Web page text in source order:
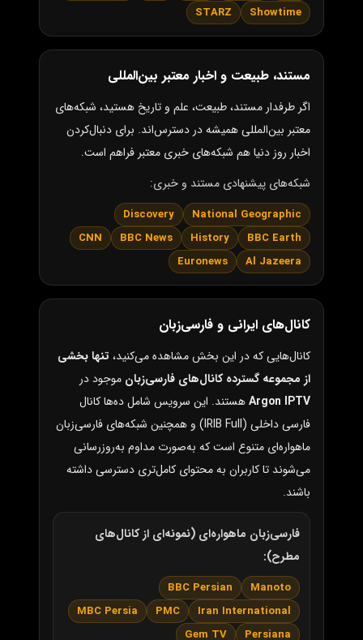
Showtime
STARZ
مستند، طبیعت و اخبار معتبر بین‌المللی
اگر طرفدار مستند، طبیعت، علم و تاریخ هستید، شبکه‌های
معتبر بین‌المللی همیشه در دسترس‌اند. برای دنبال‌کردن
اخبار روز دنیا هم شبکه‌های خبری معتبر فراهم است.
شبکه‌های پیشنهادی مستند و خبری:
National Geographic
Discovery
BBC Earth
History
BBC News
CNN
Al Jazeera
Euronews
کانال‌های ایرانی و فارسی‌زبان
کانال‌هایی که در این بخش مشاهده می‌کنید، تنها بخشی
از مجموعه گسترده کانال‌های فارسی‌زبان موجود در
Argon IPTVهستند. این سرویس شامل ده‌ها کانال
فارسی داخلی (IRIB Full) و همچنین شبکه‌های فارسی‌زبان
ماهواره‌ای متنوع است که به‌صورت مداوم به‌روزرسانی
می‌شوند تا کاربران به محتوای کامل‌تری دسترسی داشته
باشند.
فارسی‌زبان ماهواره‌ای (نمونه‌ای از کانال‌های
مطرح):
Manoto
BBC Persian
Iran International
PMC
MBC Persia
Persiana
Gem TV